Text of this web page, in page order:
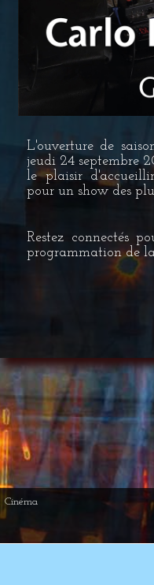
L'ouverture de
jeudi 24 septembre
le plaisir
pour un show des
Restez connectés
programmation de
Cinéma